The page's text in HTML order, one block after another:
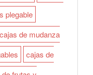
plegable
cajas de mudanza
cajas de